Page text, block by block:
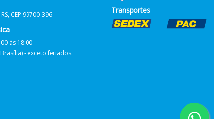
CEP 99700-396
às 18:00
- exceto feriados.
Transportes